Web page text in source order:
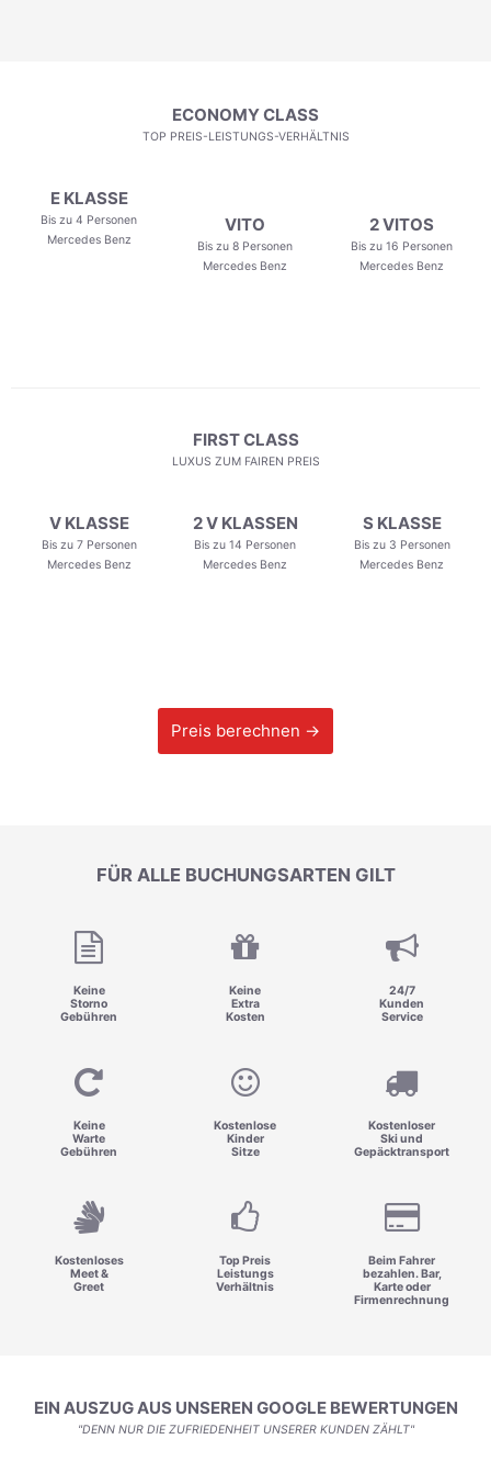
ECONOMY CLASS
TOP PREIS-LEISTUNGS-VERHÄLTNIS
E KLASSE
Bis zu 4 Personen
Mercedes Benz
VITO
Bis zu 8 Personen
Mercedes Benz
2 VITOS
Bis zu 16 Personen
Mercedes Benz
FIRST CLASS
LUXUS ZUM FAIREN PREIS
V KLASSE
Bis zu 7 Personen
Mercedes Benz
2 V KLASSEN
Bis zu 14 Personen
Mercedes Benz
S KLASSE
Bis zu 3 Personen
Mercedes Benz
Preis berechnen →
FÜR ALLE BUCHUNGSARTEN GILT
Keine
Storno
Gebühren
Keine
Extra
Kosten
24/7
Kunden
Service
Keine
Warte
Gebühren
Kostenlose
Kinder
Sitze
Kostenloser
Ski und
Gepäcktransport
Kostenloses
Meet &
Greet
Top Preis
Leistungs
Verhältnis
Beim Fahrer
bezahlen. Bar,
Karte oder
Firmenrechnung
EIN AUSZUG AUS UNSEREN GOOGLE BEWERTUNGEN
"DENN NUR DIE ZUFRIEDENHEIT UNSERER KUNDEN ZÄHLT"